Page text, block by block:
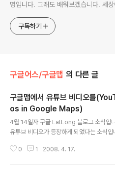
명입니다. 그래도 배워보겠습니다. 세
구독하기
구글어스/구글맵 의 다른 글
구글맵에서 유튜브 비디오를
os in Google Maps)
4월 14일자 구글 LatLong 블로그 소식입
유튜브 비디오가 등장하게 되었다는 소식입
지 구글맵에서는 유튜브 영상을 볼 수 있는
0 1 2008. 4. 17.